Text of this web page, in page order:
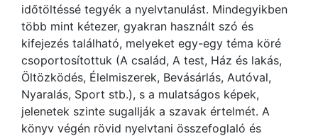
időtöltéssé tegyék a nyelvtanulást. Mindegyikben
több mint kétezer, gyakran használt szó és
kifejezés található, melyeket egy-egy téma köré
csoportosítottuk (A család, A test, Ház és lakás,
Öltözködés, Élelmiszerek, Bevásárlás, Autóval,
Nyaralás, Sport stb.), s a mulatságos képek,
jelenetek szinte sugallják a szavak értelmét. A
könyv végén rövid nyelvtani összefoglaló és